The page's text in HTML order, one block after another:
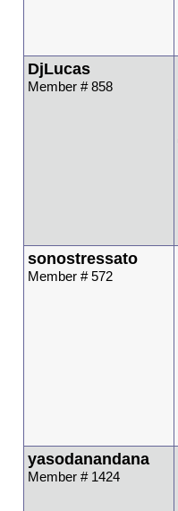
DjLucas
Member # 858
sonostressato
Member # 572
yasodanandana
Member # 1424